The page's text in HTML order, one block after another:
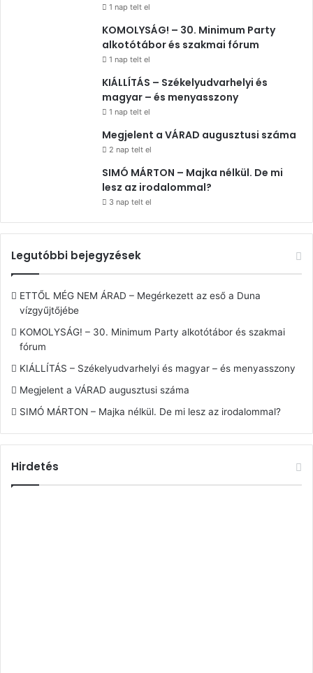
1 nap telt el
KOMOLYSÁG! – 30. Minimum Party
alkotótábor és szakmai fórum
1 nap telt el
KIÁLLÍTÁS – Székelyudvarhelyi és
magyar – és menyasszony
1 nap telt el
Megjelent a VÁRAD augusztusi száma
2 nap telt el
SIMÓ MÁRTON – Majka nélkül. De mi
lesz az irodalommal?
3 nap telt el
Legutóbbi bejegyzések
ETTŐL MÉG NEM ÁRAD – Megérkezett az eső a Duna
vízgyűjtőjébe
KOMOLYSÁG! – 30. Minimum Party alkotótábor és szakmai
fórum
KIÁLLÍTÁS – Székelyudvarhelyi és magyar – és menyasszony
Megjelent a VÁRAD augusztusi száma
SIMÓ MÁRTON – Majka nélkül. De mi lesz az irodalommal?
Hirdetés